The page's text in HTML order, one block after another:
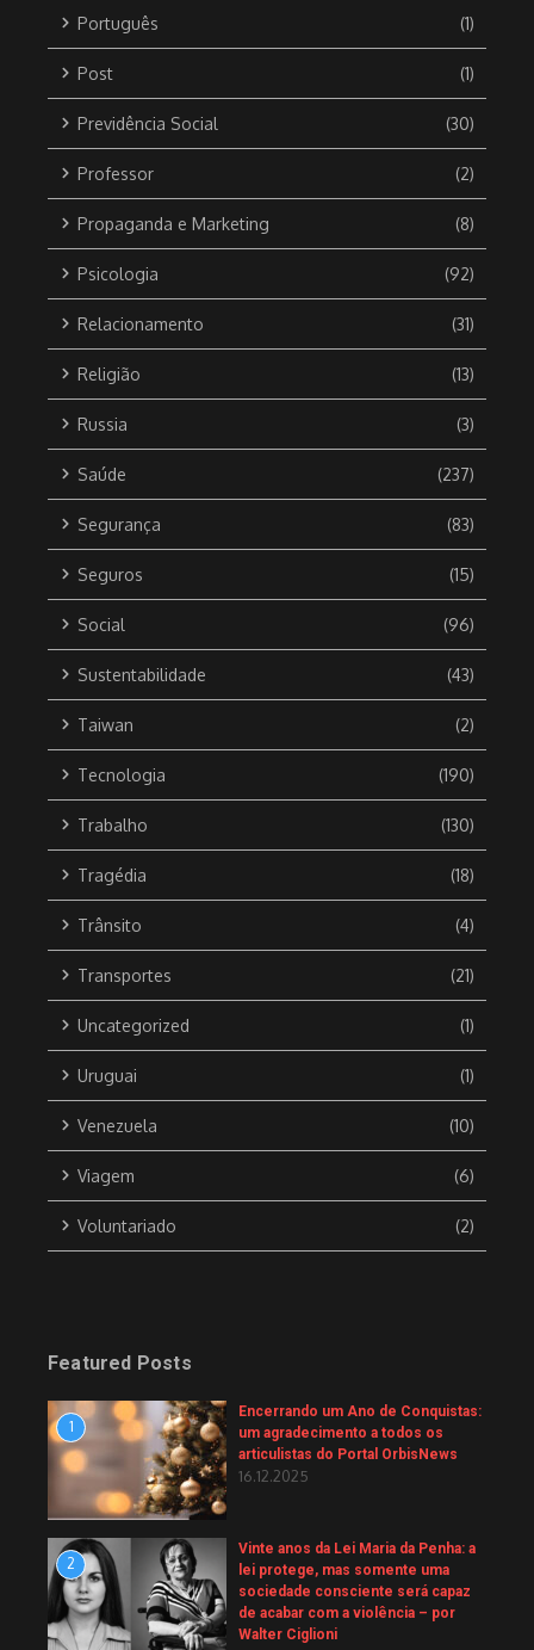
Português (1)
Post (1)
Previdência Social (30)
Professor (2)
Propaganda e Marketing (8)
Psicologia (92)
Relacionamento (31)
Religião (13)
Russia (3)
Saúde (237)
Segurança (83)
Seguros (15)
Social (96)
Sustentabilidade (43)
Taiwan (2)
Tecnologia (190)
Trabalho (130)
Tragédia (18)
Trânsito (4)
Transportes (21)
Uncategorized (1)
Uruguai (1)
Venezuela (10)
Viagem (6)
Voluntariado (2)
Featured Posts
1
Encerrando um Ano de Conquistas:
um agradecimento a todos os
articulistas do Portal OrbisNews
16.12.2025
2
Vinte anos da Lei Maria da Penha: a
lei protege, mas somente uma
sociedade consciente será capaz
de acabar com a violência – por
Walter Ciglioni